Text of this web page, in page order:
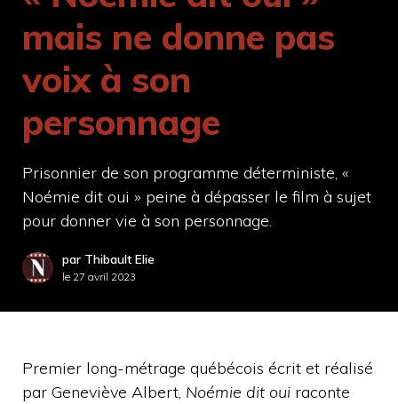
mais ne donne pas
voix à son
personnage
Prisonnier de son programme déterministe, «
Noémie dit oui » peine à dépasser le film à sujet
pour donner vie à son personnage.
par Thibault Elie
le 27 avril 2023
Premier long-métrage québécois écrit et réalisé
par Geneviève Albert, Noémie dit oui raconte